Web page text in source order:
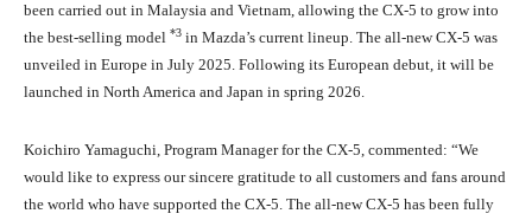
been carried out in Malaysia and Vietnam, allowing the CX-5 to grow into
the best-selling model *3 in Mazda’s current lineup. The all-new CX-5 was
unveiled in Europe in July 2025. Following its European debut, it will be
launched in North America and Japan in spring 2026.
Koichiro Yamaguchi, Program Manager for the CX-5, commented: “We
would like to express our sincere gratitude to all customers and fans around
the world who have supported the CX-5. The all-new CX-5 has been fully